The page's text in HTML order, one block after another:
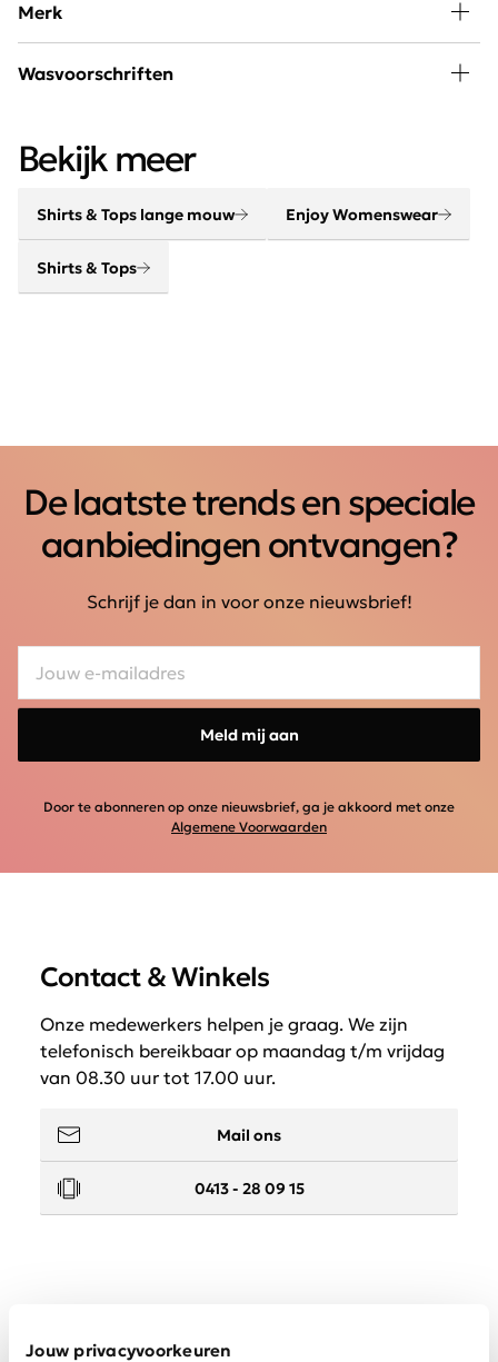
Jouw privacyvoorkeuren
Merk
In de collectie van Enjoy Womenswear vind je elk seizoen
aanvoer van nieuwe artikelen blijft dit merk constant
vernieuwend en on trend!
Wasvoorschriften
niet bleken
Bekijk meer
Shirts & Tops lange mouw Enjoy Womenswear
Shirts & Tops
De laatste trends en speciale
aanbiedingen ontvangen?
Schrijf je dan in voor onze nieuwsbrief!
Meld mij aan
Door te abonneren op onze nieuwsbrief, ga je akkoord met onze
Algemene Voorwaarden
Contact & Winkels
Onze medewerkers helpen je graag. We zijn
telefonisch bereikbaar op maandag t/m vrijdag
van 08.30 uur tot 17.00 uur.
Mail ons
0413 - 28 09 15